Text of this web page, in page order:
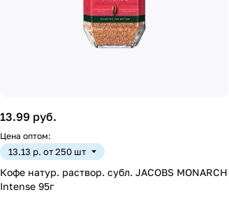
13.99 руб.
Цена оптом:
13.13 р. от 250 шт
Кофе натур. раствор. субл. JACOBS MONARCH
Intense 95г